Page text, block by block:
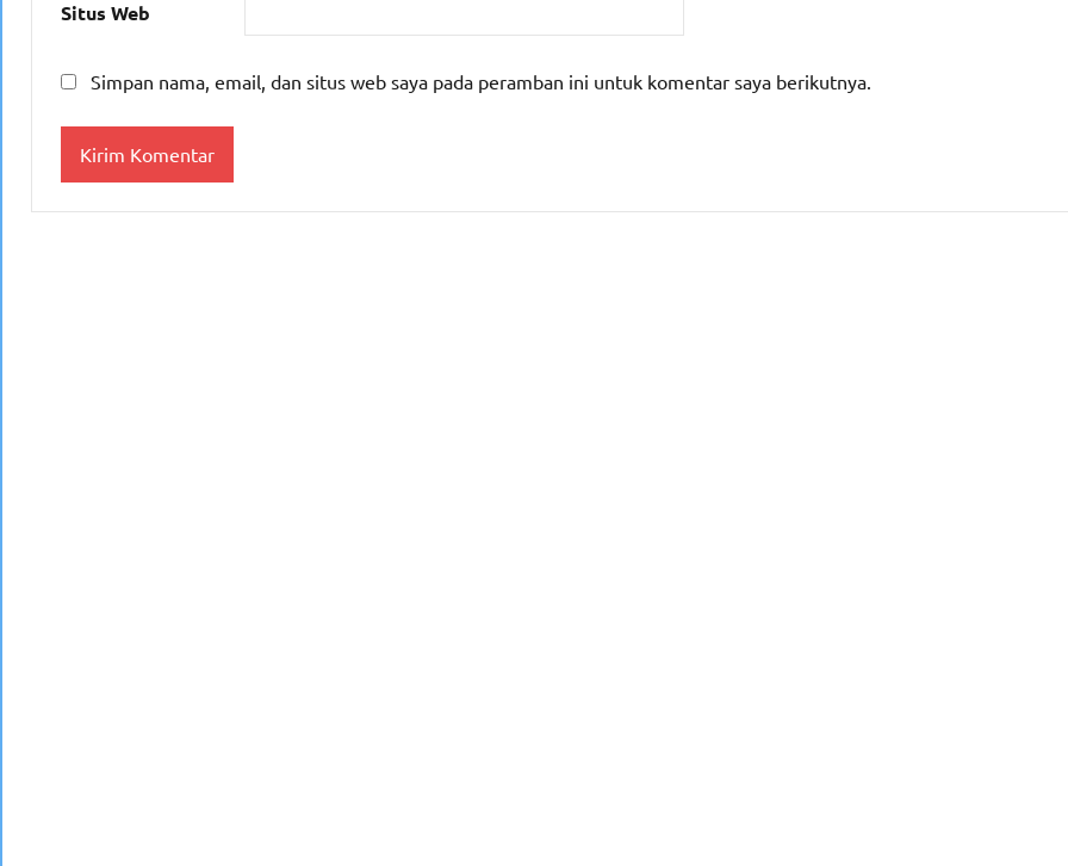
Situs Web
Simpan nama, email, dan situs web saya pada peramban ini untuk komentar saya berikutnya.